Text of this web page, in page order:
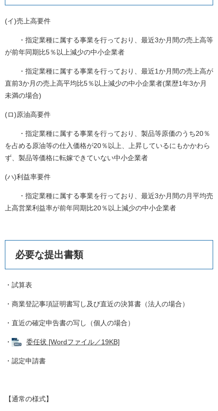
(イ)売上高要件
・指定業種に属する事業を行っており、最近3か月間の売上高等
が前年同期比5％以上減少の中小企業者
・指定業種に属する事業を行っており、最近1か月間の売上高が
直前3か月の売上高平均比5％以上減少の中小企業者(業歴1年3か月
未満の場合)
(ロ)原油高要件
・指定業種に属する事業を行っており、製品等原価のうち20％
を占める原油等の仕入価格が20％以上、上昇しているにもかかわら
ず、製品等価格に転嫁できていない中小企業者
(ハ)利益率要件
・指定業種に属する事業を行っており、最近3か月間の月平均売
上高営業利益率が前年同期比20％以上減少の中小企業者
必要な提出書類
・試算表
・商業登記事項証明書写し及び直近の決算書（法人の場合）
・直近の確定申告書の写し（個人の場合）
・ 委任状 [Wordファイル／19KB]
・認定申請書
【通常の様式】